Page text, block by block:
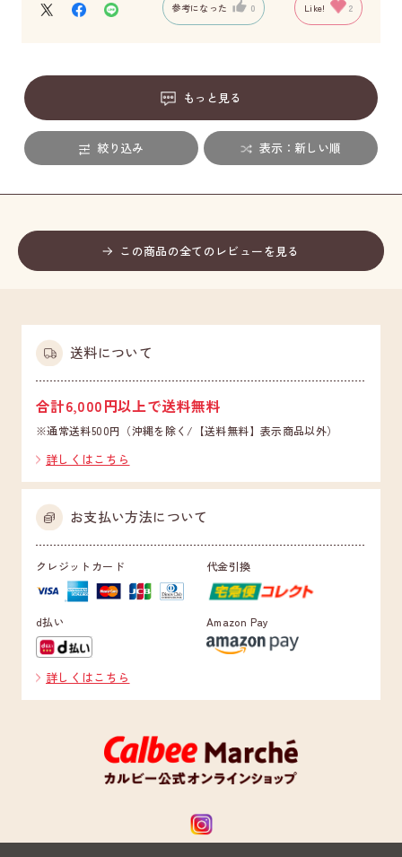
参考になった 0 Like! 2
もっと見る
絞り込み 表示：新しい順
この商品の全てのレビューを見る
送料について
合計6,000円以上で送料無料
※通常送料500円（沖縄を除く/【送料無料】表示商品以外）
詳しくはこちら
お支払い方法について
クレジットカード 代金引換
d払い Amazon Pay
詳しくはこちら